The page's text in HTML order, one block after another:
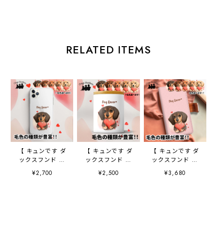
RELATED ITEMS
【 キュンです ダ
ックスフンド 】
スマホケース ク
リアソフトケー
¥2,700
【 キュンです ダ
ックスフンド 】
キャニスター 保
存容器 お家用
¥2,500
【 キュンです ダ
ックスフンド 】
手帳 スマホケー
ス 犬 うちの
¥3,680